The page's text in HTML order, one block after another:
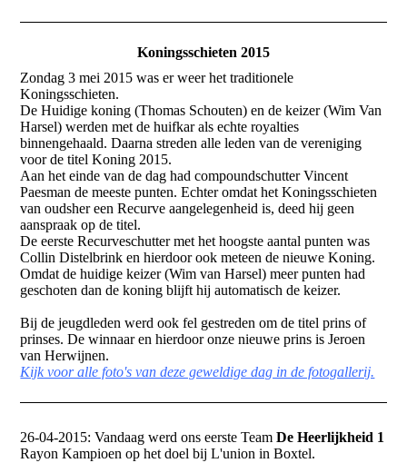
Koningsschieten 2015
Zondag 3 mei 2015 was er weer het traditionele
Koningsschieten.
De Huidige koning (Thomas Schouten) en de keizer (Wim Van
Harsel) werden met de huifkar als echte royalties
binnengehaald. Daarna streden alle leden van de vereniging
voor de titel Koning 2015.
Aan het einde van de dag had compoundschutter Vincent
Paesman de meeste punten. Echter omdat het Koningsschieten
van oudsher een Recurve aangelegenheid is, deed hij geen
aanspraak op de titel.
De eerste Recurveschutter met het hoogste aantal punten was
Collin Distelbrink en hierdoor ook meteen de nieuwe Koning.
Omdat de huidige keizer (Wim van Harsel) meer punten had
geschoten dan de koning blijft hij automatisch de keizer.
Bij de jeugdleden werd ook fel gestreden om de titel prins of
prinses. De winnaar en hierdoor onze nieuwe prins is Jeroen
van Herwijnen.
Kijk voor alle foto's van deze geweldige dag in de fotogallerij.
26-04-2015: Vandaag werd ons eerste TeamDe Heerlijkheid 1
Rayon Kampioen op het doel bij L'union in Boxtel.